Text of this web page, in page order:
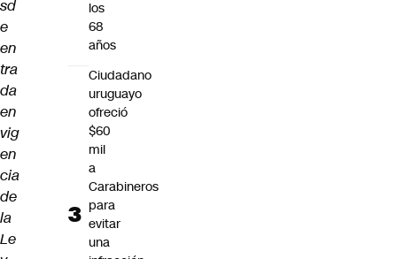
sd
e
en
tra
da
en
vig
en
cia
de
la
Le
los
68
años
Ciudadano
uruguayo
ofreció
$60
mil
a
Carabineros
para
evitar
una